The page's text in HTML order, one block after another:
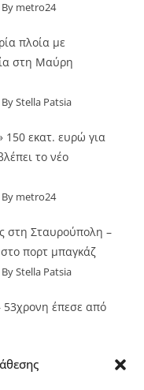
By metro24
πλοία με
στη Μαύρη
By Stella Patsia
150 εκατ. ευρώ για
το νέο
By metro24
στη Σταυρούπολη –
πορτ μπαγκάζ
By Stella Patsia
53χρονη έπεσε από